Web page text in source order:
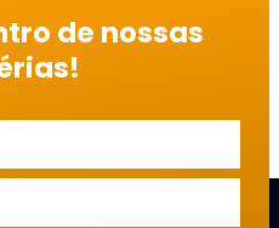
de nossas